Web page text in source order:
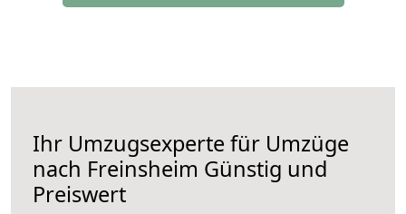
Ihr Umzugsexperte für Umzüge
nach Freinsheim Günstig und
Preiswert